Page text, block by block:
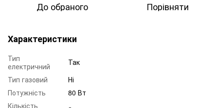
До обраного Порівняти
Характеристики
Тип
електричний
Так
Тип газовий
Ні
Потужність
80 Вт
Кількість